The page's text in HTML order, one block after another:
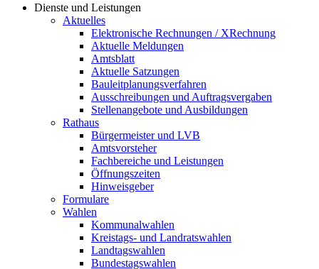
Dienste und Leistungen
Aktuelles
Elektronische Rechnungen / XRechnung
Aktuelle Meldungen
Amtsblatt
Aktuelle Satzungen
Bauleitplanungsverfahren
Ausschreibungen und Auftragsvergaben
Stellenangebote und Ausbildungen
Rathaus
Bürgermeister und LVB
Amtsvorsteher
Fachbereiche und Leistungen
Öffnungszeiten
Hinweisgeber
Formulare
Wahlen
Kommunalwahlen
Kreistags- und Landratswahlen
Landtagswahlen
Bundestagswahlen